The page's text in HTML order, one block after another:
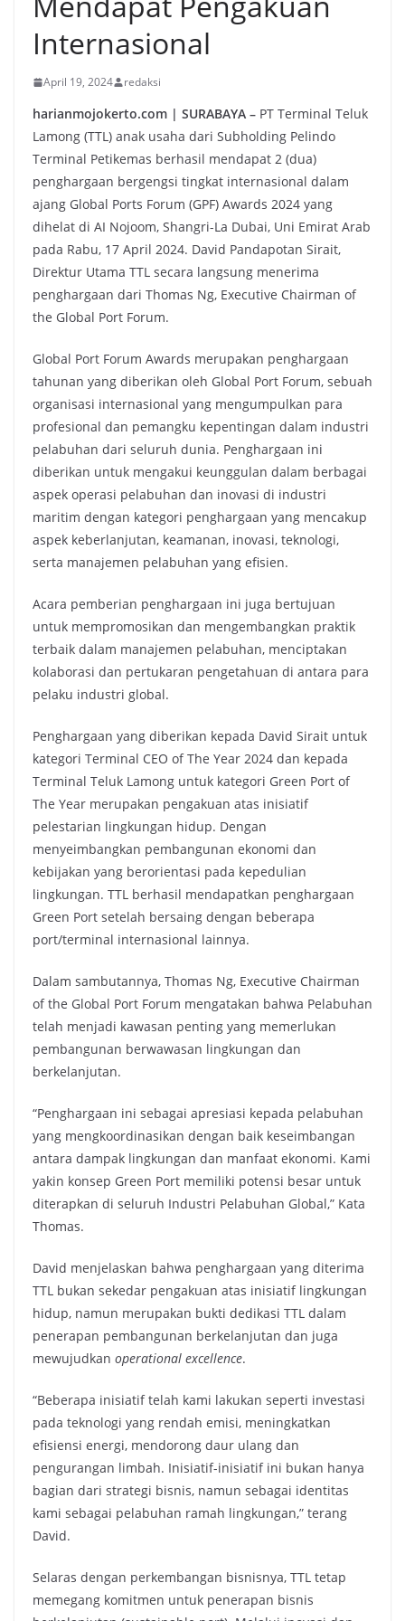
Internasional
April 19, 2024 redaksi
harianmojokerto.com | SURABAYA – PT Terminal Teluk
Lamong (TTL) anak usaha dari Subholding Pelindo
Terminal Petikemas berhasil mendapat 2 (dua)
penghargaan bergengsi tingkat internasional dalam
ajang Global Ports Forum (GPF) Awards 2024 yang
dihelat di AI Nojoom, Shangri-La Dubai, Uni Emirat Arab
pada Rabu, 17 April 2024. David Pandapotan Sirait,
Direktur Utama TTL secara langsung menerima
penghargaan dari Thomas Ng, Executive Chairman of
the Global Port Forum.
Global Port Forum Awards merupakan penghargaan
tahunan yang diberikan oleh Global Port Forum, sebuah
organisasi internasional yang mengumpulkan para
profesional dan pemangku kepentingan dalam industri
pelabuhan dari seluruh dunia. Penghargaan ini
diberikan untuk mengakui keunggulan dalam berbagai
aspek operasi pelabuhan dan inovasi di industri
maritim dengan kategori penghargaan yang mencakup
aspek keberlanjutan, keamanan, inovasi, teknologi,
serta manajemen pelabuhan yang efisien.
Acara pemberian penghargaan ini juga bertujuan
untuk mempromosikan dan mengembangkan praktik
terbaik dalam manajemen pelabuhan, menciptakan
kolaborasi dan pertukaran pengetahuan di antara para
pelaku industri global.
Penghargaan yang diberikan kepada David Sirait untuk
kategori Terminal CEO of The Year 2024 dan kepada
Terminal Teluk Lamong untuk kategori Green Port of
The Year merupakan pengakuan atas inisiatif
pelestarian lingkungan hidup. Dengan
menyeimbangkan pembangunan ekonomi dan
kebijakan yang berorientasi pada kepedulian
lingkungan. TTL berhasil mendapatkan penghargaan
Green Port setelah bersaing dengan beberapa
port/terminal internasional lainnya.
Dalam sambutannya, Thomas Ng, Executive Chairman
of the Global Port Forum mengatakan bahwa Pelabuhan
telah menjadi kawasan penting yang memerlukan
pembangunan berwawasan lingkungan dan
berkelanjutan.
“Penghargaan ini sebagai apresiasi kepada pelabuhan
yang mengkoordinasikan dengan baik keseimbangan
antara dampak lingkungan dan manfaat ekonomi. Kami
yakin konsep Green Port memiliki potensi besar untuk
diterapkan di seluruh Industri Pelabuhan Global,” Kata
Thomas.
David menjelaskan bahwa penghargaan yang diterima
TTL bukan sekedar pengakuan atas inisiatif lingkungan
hidup, namun merupakan bukti dedikasi TTL dalam
penerapan pembangunan berkelanjutan dan juga
mewujudkan operational excellence.
“Beberapa inisiatif telah kami lakukan seperti investasi
pada teknologi yang rendah emisi, meningkatkan
efisiensi energi, mendorong daur ulang dan
pengurangan limbah. Inisiatif-inisiatif ini bukan hanya
bagian dari strategi bisnis, namun sebagai identitas
kami sebagai pelabuhan ramah lingkungan,” terang
David.
Selaras dengan perkembangan bisnisnya, TTL tetap
memegang komitmen untuk penerapan bisnis